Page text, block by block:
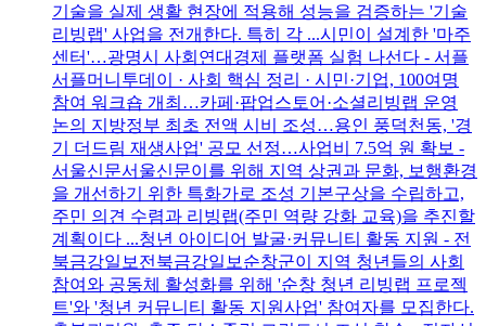
기술을 실제 생활 현장에 적용해 성능을 검증하는 '기술
리빙랩' 사업을 전개한다. 특히 각 ...시민이 설계한 '마주
센터'…광명시 사회연대경제 플랫폼 실험 나선다 - 서플
서플머니투데이 · 사회 핵심 정리 · 시민·기업, 100여명
참여 워크숍 개최…카페·팝업스토어·소셜리빙랩 운영
논의 지방정부 최초 전액 시비 조성…용인 풍덕천동, '경
기 더드림 재생사업' 공모 선정…사업비 7.5억 원 확보 -
서울신문서울신문이를 위해 지역 상권과 문화, 보행환경
을 개선하기 위한 특화가로 조성 기본구상을 수립하고,
주민 의견 수렴과 리빙랩(주민 역량 강화 교육)을 추진할
계획이다 ...청년 아이디어 발굴·커뮤니티 활동 지원 - 전
북금강일보전북금강일보순창군이 지역 청년들의 사회
참여와 공동체 활성화를 위해 '순창 청년 리빙랩 프로젝
트'와 '청년 커뮤니티 활동 지원사업' 참여자를 모집한다.